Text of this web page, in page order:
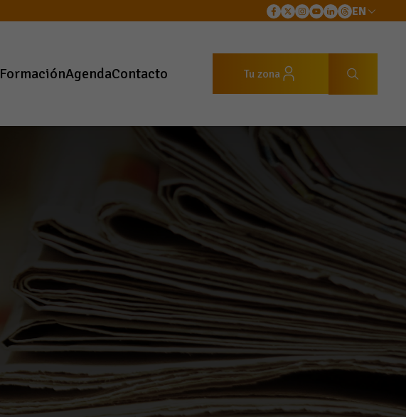
EN
FormaciónAgendaContacto Tu zona